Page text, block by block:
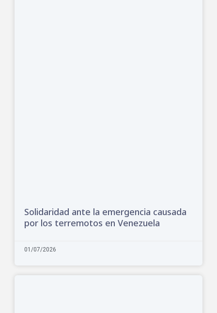
Solidaridad ante la emergencia causada
por los terremotos en Venezuela
01/07/2026